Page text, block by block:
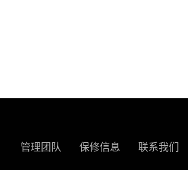
管理团队 保修信息 联系我们